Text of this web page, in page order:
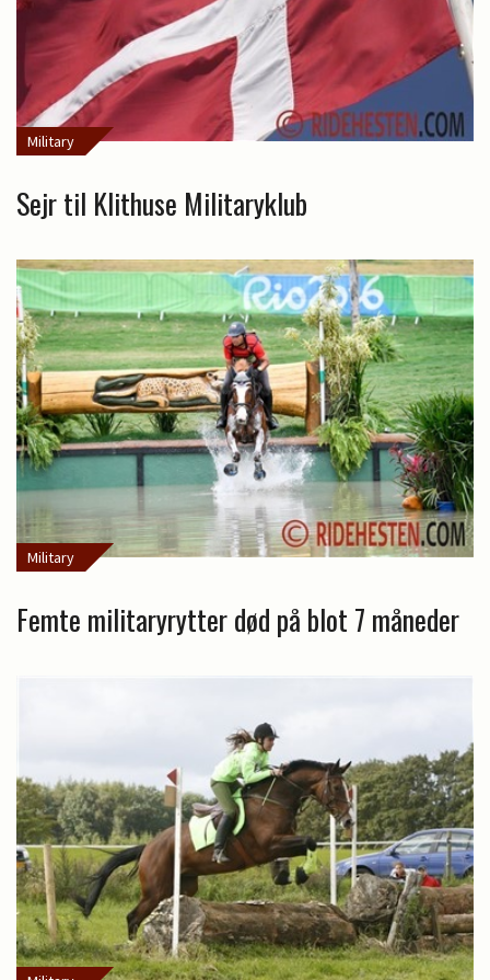
Military
Sejr til Klithuse Militaryklub
Military
Femte militaryrytter død på blot 7 måneder